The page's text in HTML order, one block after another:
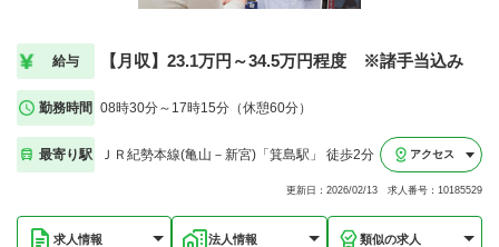
給与 【月収】23.1万円～34.5万円程度 ※諸手当込み
勤務時間 08時30分～17時15分（休憩60分）
最寄り駅 ＪＲ紀勢本線(亀山－新宮)「箕島駅」 徒歩2分 アクセス
更新日：2026/02/13 求人番号：10185529
求人情報 法人情報 類似の求人